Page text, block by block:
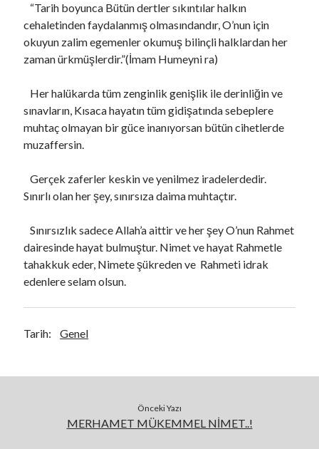
“Tarih boyunca Bütün dertler sıkıntılar halkın
cehaletinden faydalanmış olmasındandır, O’nun için
okuyun zalim egemenler okumuş bilinçli halklardan her
zaman ürkmüşlerdir.”(İmam Humeyni ra)
Her halükarda tüm zenginlik genişlik ile derinliğin ve
sınavların, Kısaca hayatın tüm gidişatında sebeplere
muhtaç olmayan bir güce inanıyorsan bütün cihetlerde
muzaffersin.
Gerçek zaferler keskin ve yenilmez iradelerdedir.
Sınırlı olan her şey, sınırsıza daima muhtaçtır.
Sınırsızlık sadece Allah’a aittir ve her şey O’nun Rahmet
dairesinde hayat bulmuştur. Nimet ve hayat Rahmetle
tahakkuk eder, Nimete şükreden ve Rahmeti idrak
edenlere selam olsun.
Tarih: Genel
Önceki Yazı
MERHAMET MÜKEMMEL NİMET..!